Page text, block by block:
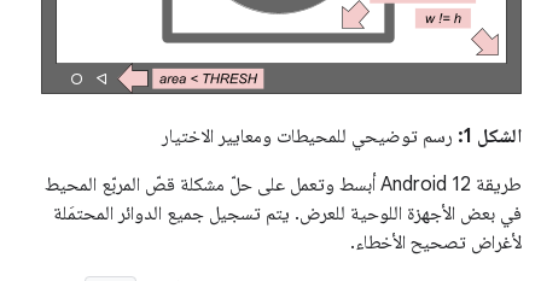
الشكل 1:
رسم توضيحي للمحيطات ومعايير الاختيار
طريقة Android 12 أبسط وتعمل على حلّ مشكلة قصّ المربّع المحيط
في بعض الأجهزة اللوحية للعرض. يتم تسجيل جميع الدوائر المحتمَلة
لأغراض تصحيح الأخطاء.